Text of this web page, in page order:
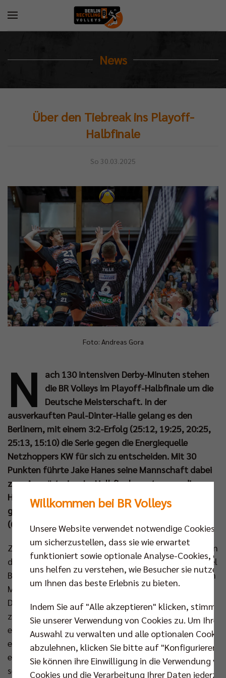
News
Über den Tiebreak ins Playoff-
Halbfinale
So 30.03.2025
Foto: Andreas Gora
N
ach 130 intensiven Derby-Minuten stehen
die BR Volleys im Playoff-Halbfinale um die
Deutsche Meisterschaft. In der
ausverkauften Paul-Dinter-Halle gelang es den
Berlinern, mit einem 3:2-Erfolg (25:12, 19:25, 20:25,
25:13, 15:10) die Serie gegen die Energiequelle
Netzhoppers KW für sich zu entscheiden. Mit 30
Punkten führte Jake Hanes seine Mannschaft dabei
zum Auswärtssieg. Im Halbfinale warten nun die
Helios Grizzlys Giesen und Tickets für die beiden
garantierten Heimspiele in der „best of five“-Serie
(05. Apr und 13. Apr) sind jetzt erhältlich.
Zum zweiten Spiel der Playoff-Viertelfinalserie gegen
die Energiequelle Netzhoppers KW setzte Trainer Joel
Banks auf seine gewohnte Stammformation und den
Mittelblock bildeten Florian Krage und Tobias Krick.
Den besseren Einstieg in den ersten Satz fanden
zunächst die Berliner, doch den Gastgebern gelang
es den ersten kleinen Rückstand schnell wieder
einzuholen (6:5). Moritz Reichert punktete mit dem
ersten Ass (11:7), doch vor allem Jake Hanes zeigte
sein Können im Aufschlag. Eine Zehn-Punkte-
Willkommen bei BR Volleys
Unsere Website verwendet notwendige Cookies,
um sicherzustellen, dass sie wie erwartet
funktioniert sowie optionale Analyse-Cookies, die
uns helfen zu verstehen, wie Besucher sie nutzen,
um Ihnen das beste Erlebnis zu bieten.
Indem Sie auf "Alle akzeptieren" klicken, stimmen
Sie unserer Verwendung von Cookies zu. Um Ihre
Auswahl zu verwalten und alle optionalen Cookies
abzulehnen, klicken Sie bitte auf "Konfigurieren".
Sie können ihre Einwilligung in die Verwendung
Cookies und die Verarbeitung Ihrer Daten